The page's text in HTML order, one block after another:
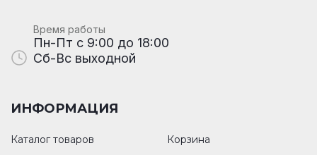
Время работы
Пн-Пт с 9:00 до 18:00
Сб-Вс выходной
ИНФОРМАЦИЯ
Каталог товаров Корзина